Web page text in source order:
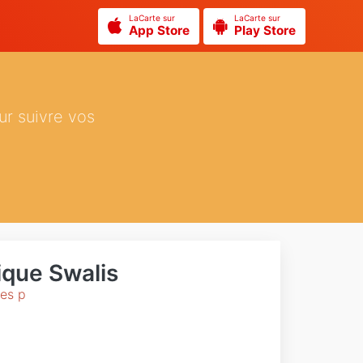
LaCarte sur
App Store
LaCarte sur
Play Store
suivre vos
Swalis
p